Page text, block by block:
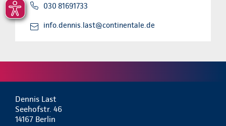
030 81691733
info.dennis.last@continentale.de
Dennis Last
Seehofstr. 46
14167 Berlin